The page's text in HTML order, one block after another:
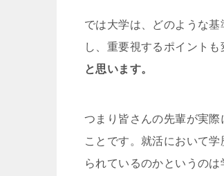
では大学は、どのような
し、重要視するポイント
と思います。
つまり皆さんの先輩が実
ことです。就活において
られているのかというの